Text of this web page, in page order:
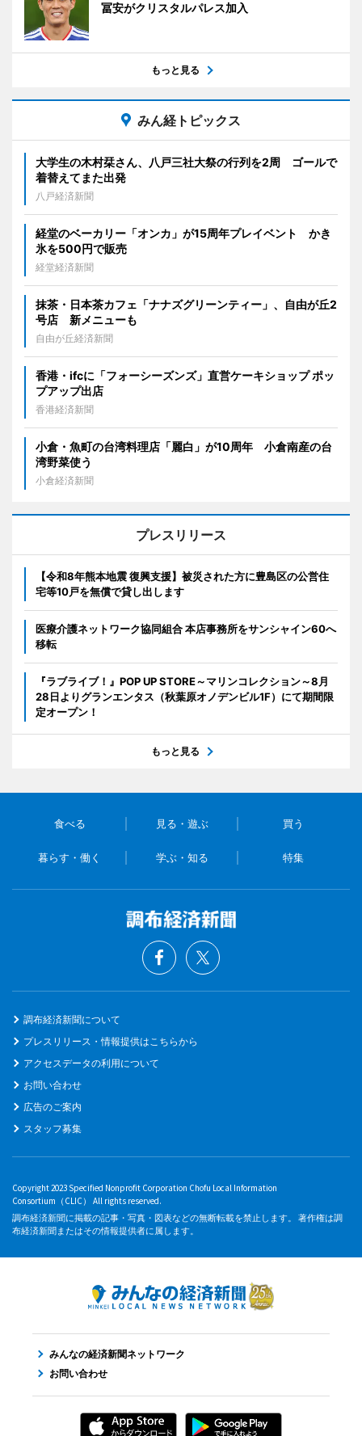
冨安がクリスタルパレス加入
もっと見る
みん経トピックス
大学生の木村栞さん、八戸三社大祭の行列を2周 ゴールで
着替えてまた出発
八戸経済新聞
経堂のベーカリー「オンカ」が15周年プレイベント かき
氷を500円で販売
経堂経済新聞
抹茶・日本茶カフェ「ナナズグリーンティー」、自由が丘2
号店 新メニューも
自由が丘経済新聞
香港・ifcに「フォーシーズンズ」直営ケーキショップ ポッ
プアップ出店
香港経済新聞
小倉・魚町の台湾料理店「麗白」が10周年 小倉南産の台
湾野菜使う
小倉経済新聞
プレスリリース
【令和8年熊本地震 復興支援】被災された方に豊島区の公営住
宅等10戸を無償で貸し出します
医療介護ネットワーク協同組合 本店事務所をサンシャイン60へ
移転
『ラブライブ！』POP UP STORE～マリンコレクション～8月
28日よりグランエンタス（秋葉原オノデンビル1F）にて期間限
定オープン！
もっと見る
食べる 見る・遊ぶ 買う
暮らす・働く 学ぶ・知る 特集
調布経済新聞について
プレスリリース・情報提供はこちらから
アクセスデータの利用について
お問い合わせ
広告のご案内
スタッフ募集
Copyright 2023 Specified Nonprofit Corporation Chofu Local Information
Consortium（CLIC） All rights reserved.
調布経済新聞に掲載の記事・写真・図表などの無断転載を禁止します。 著作権は調
布経済新聞またはその情報提供者に属します。
みんなの経済新聞ネットワーク
お問い合わせ